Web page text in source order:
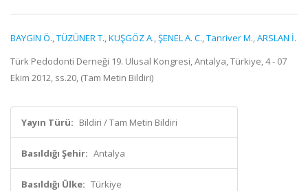
BAYGIN Ö.,TÜZÜNER T.,KUŞGÖZ A.,ŞENEL A. C.,Tanriver M.,ARSLAN İ.
Türk Pedodonti Derneği 19. Ulusal Kongresi, Antalya, Türkiye, 4 - 07
Ekim 2012, ss.20, (Tam Metin Bildiri)
Yayın Türü: Bildiri / Tam Metin Bildiri
Basıldığı Şehir: Antalya
Basıldığı Ülke: Türkiye